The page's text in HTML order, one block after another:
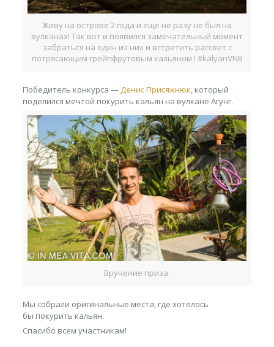
Живу на острове 2 года и еще не разу не был на
вулканах! Так вот и появился замечательный момент
забраться на один из них и встретить рассвет с
потрясающим грейпфрутовым кальяном ! ‪#‎kalyanVNB‬
Победитель конкурса —Денис Присяжнюк, который
поделился мечтой покурить кальян на вулкане Агунг.
Вручение приза.
Мы собрали оригинальные места, где хотелось
бы покурить кальян.
Спасибо всем участникам!